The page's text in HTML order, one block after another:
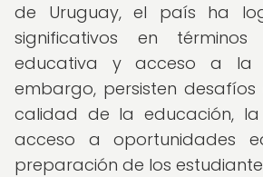
de Uruguay, el país ha
significativos en
educativa y acceso a la
embargo, persisten
calidad de la educación,
acceso a oportunidades
preparación de los